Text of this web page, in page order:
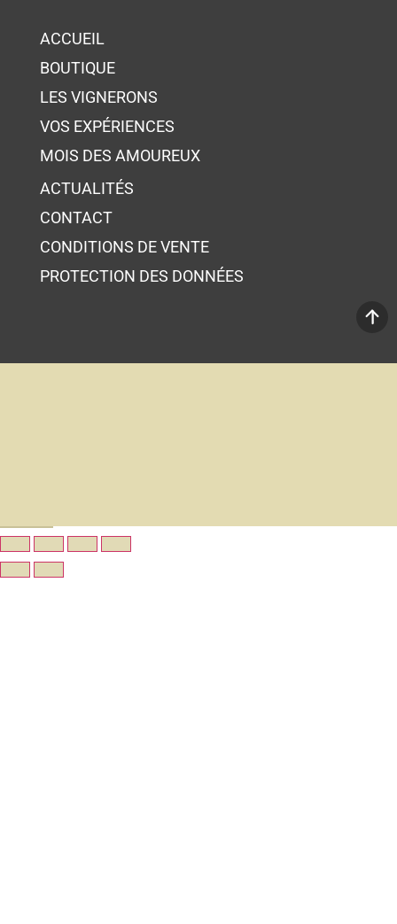
ACCUEIL
BOUTIQUE
LES VIGNERONS
VOS EXPÉRIENCES
MOIS DES AMOUREUX
ACTUALITÉS
CONTACT
CONDITIONS DE VENTE
PROTECTION DES DONNÉES